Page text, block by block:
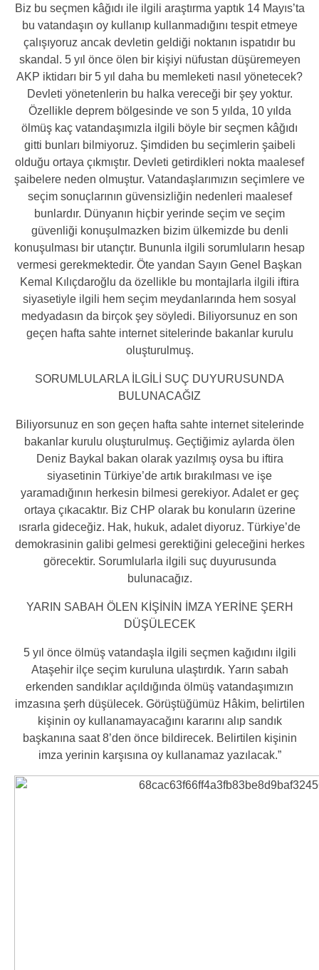
Biz bu seçmen kâğıdı ile ilgili araştırma yaptık 14 Mayıs’ta
bu vatandaşın oy kullanıp kullanmadığını tespit etmeye
çalışıyoruz ancak devletin geldiği noktanın ispatıdır bu
skandal. 5 yıl önce ölen bir kişiyi nüfustan düşüremeyen
AKP iktidarı bir 5 yıl daha bu memleketi nasıl yönetecek?
Devleti yönetenlerin bu halka vereceği bir şey yoktur.
Özellikle deprem bölgesinde ve son 5 yılda, 10 yılda
ölmüş kaç vatandaşımızla ilgili böyle bir seçmen kâğıdı
gitti bunları bilmiyoruz. Şimdiden bu seçimlerin şaibeli
olduğu ortaya çıkmıştır. Devleti getirdikleri nokta maalesef
şaibelere neden olmuştur. Vatandaşlarımızın seçimlere ve
seçim sonuçlarının güvensizliğin nedenleri maalesef
bunlardır. Dünyanın hiçbir yerinde seçim ve seçim
güvenliği konuşulmazken bizim ülkemizde bu denli
konuşulması bir utançtır. Bununla ilgili sorumluların hesap
vermesi gerekmektedir. Öte yandan Sayın Genel Başkan
Kemal Kılıçdaroğlu da özellikle bu montajlarla ilgili iftira
siyasetiyle ilgili hem seçim meydanlarında hem sosyal
medyadasın da birçok şey söyledi. Biliyorsunuz en son
geçen hafta sahte internet sitelerinde bakanlar kurulu
oluşturulmuş.
SORUMLULARLA İLGİLİ SUÇ DUYURUSUNDA
BULUNACAĞIZ
Biliyorsunuz en son geçen hafta sahte internet sitelerinde
bakanlar kurulu oluşturulmuş. Geçtiğimiz aylarda ölen
Deniz Baykal bakan olarak yazılmış oysa bu iftira
siyasetinin Türkiye’de artık bırakılması ve işe
yaramadığının herkesin bilmesi gerekiyor. Adalet er geç
ortaya çıkacaktır. Biz CHP olarak bu konuların üzerine
ısrarla gideceğiz. Hak, hukuk, adalet diyoruz. Türkiye’de
demokrasinin galibi gelmesi gerektiğini geleceğini herkes
görecektir. Sorumlularla ilgili suç duyurusunda
bulunacağız.
YARIN SABAH ÖLEN KİŞİNİN İMZA YERİNE ŞERH
DÜŞÜLECEK
5 yıl önce ölmüş vatandaşla ilgili seçmen kağıdını ilgili
Ataşehir ilçe seçim kuruluna ulaştırdık. Yarın sabah
erkenden sandıklar açıldığında ölmüş vatandaşımızın
imzasına şerh düşülecek. Görüştüğümüz Hâkim, belirtilen
kişinin oy kullanamayacağını kararını alıp sandık
başkanına saat 8’den önce bildirecek. Belirtilen kişinin
imza yerinin karşısına oy kullanamaz yazılacak.”